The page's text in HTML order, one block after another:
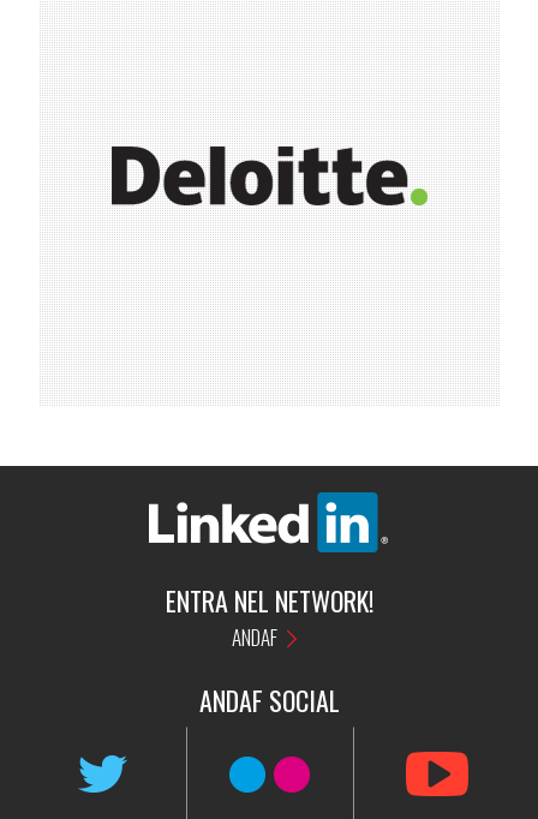
ENTRA NEL NETWORK!
ANDAF
ANDAF SOCIAL